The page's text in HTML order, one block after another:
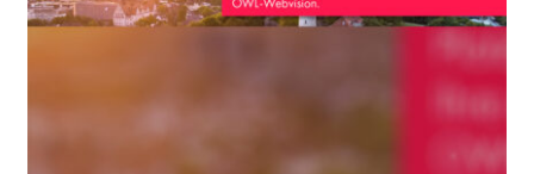
OWL Webshop – Black Rabbat